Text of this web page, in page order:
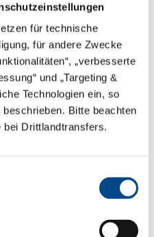
für technische
für andere Zwecke
„verbesserte
und „Targeting &
Technologien ein, so
beschrieben. Bitte beachten
Drittlandtransfers.
in folgenden